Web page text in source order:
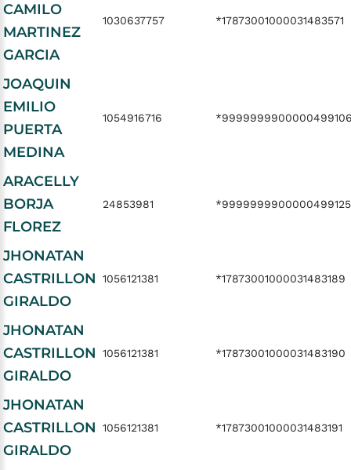
CAMILO
MARTINEZ
GARCIA
1030637757 *17873001000031483571
JOAQUIN
EMILIO
PUERTA
MEDINA
1054916716
ARACELLY
BORJA
FLOREZ
24853981
JHONATAN
CASTRILLON
GIRALDO
1056121381 *17873001000031483189
JHONATAN
CASTRILLON
GIRALDO
1056121381 *17873001000031483190
JHONATAN
CASTRILLON
GIRALDO
1056121381 *17873001000031483191